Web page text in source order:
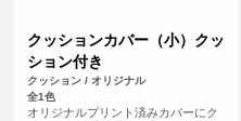
クッションカバー（小）クッ
ション付き
クッション / オリジナル
全1色
オリジナルプリント済みカバーにク